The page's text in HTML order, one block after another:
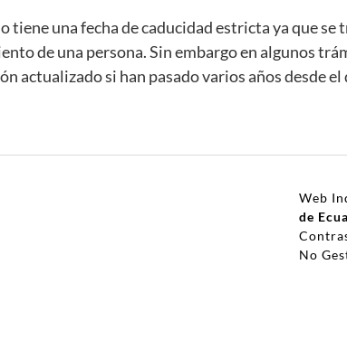
tiene una fecha de caducidad estricta ya que
de una persona. Sin embargo en algunos
actualizado si han pasado varios años desde el
Web
de
No